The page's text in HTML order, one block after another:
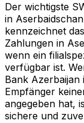
Der wichtigste
in
kennzeichnet
Zahlungen in
wenn ein
verfügbar ist.
Bank
Empfänger
angegeben hat,
sichere und